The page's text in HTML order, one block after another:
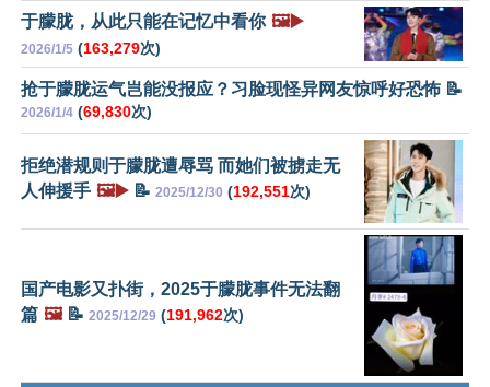
于朦胧，从此只能在记忆中看你 🖼️▶️
2026/1/5 (163,279次)
抢于朦胧运气岂能没报应？习脸现怪异网友惊呼好恐怖 📝
2026/1/4 (69,830次)
拒绝潜规则于朦胧遭辱骂 而她们被掳走无
人伸援手 🖼️▶️ 📝 2025/12/30 (192,551次)
国产电影又扑街，2025于朦胧事件无法翻
篇 🖼️📝 2025/12/29 (191,962次)